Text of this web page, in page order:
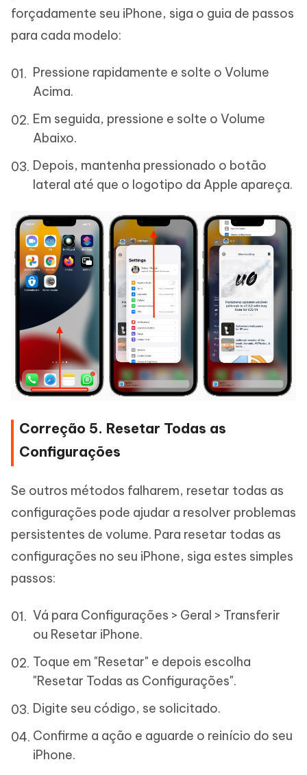
forçadamente seu iPhone, siga o guia de passos
para cada modelo:
Pressione rapidamente e solte o Volume
Acima.
Em seguida, pressione e solte o Volume
Abaixo.
Depois, mantenha pressionado o botão
lateral até que o logotipo da Apple apareça.
Correção 5. Resetar Todas as
Configurações
Se outros métodos falharem, resetar todas as
configurações pode ajudar a resolver problemas
persistentes de volume. Para resetar todas as
configurações no seu iPhone, siga estes simples
passos:
Vá para Configurações > Geral > Transferir
ou Resetar iPhone.
Toque em "Resetar" e depois escolha
"Resetar Todas as Configurações".
Digite seu código, se solicitado.
Confirme a ação e aguarde o reinício do seu
iPhone.